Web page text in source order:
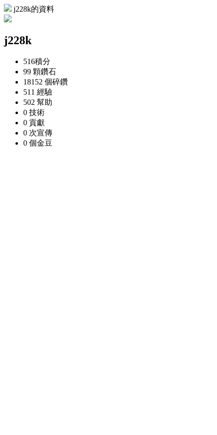
j228k的資料
j228k
516積分
99 顆鑽石
18152 個碎鑽
511 經驗
502 幫助
0 技術
0 貢獻
0 次宣傳
0 個金豆